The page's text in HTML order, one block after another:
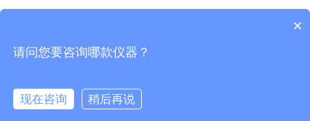
美国Metone804便携式粒子计数器可以测哪些粒径的粒子？×
请问您要咨询哪款仪器？
现在咨询 稍后再说